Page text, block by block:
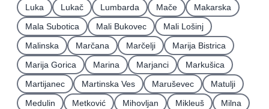
Luka
Lukač Lumbarda Mače
Makarska
Mala Subotica
Mali Bukovec
Mali Lošinj
Malinska
Marčana Marčelji
Marija Bistrica
Marija Gorica
Marina Marjanci
Markušica
Martijanec
Martinska Ves Maruševec
Matulji
Medulin
Metković Mihovljan Mikleuš
Milna